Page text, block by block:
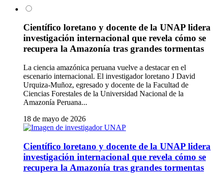
Científico loretano y docente de la UNAP lidera
investigación internacional que revela cómo se
recupera la Amazonía tras grandes tormentas
La ciencia amazónica peruana vuelve a destacar en el
escenario internacional. El investigador loretano J David
Urquiza-Muñoz, egresado y docente de la Facultad de
Ciencias Forestales de la Universidad Nacional de la
Amazonía Peruana...
18 de mayo de 2026
Científico loretano y docente de la UNAP lidera
investigación internacional que revela cómo se
recupera la Amazonía tras grandes tormentas